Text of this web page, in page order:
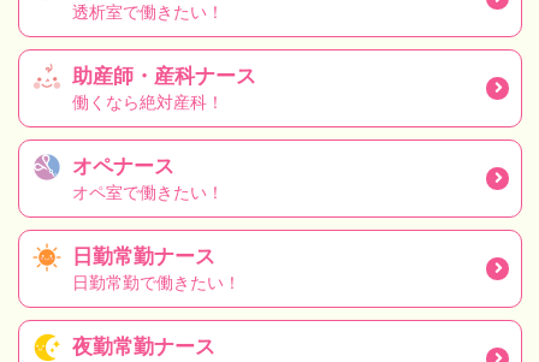
透析室で働きたい！
助産師・産科ナース
働くなら絶対産科！
オペナース
オペ室で働きたい！
日勤常勤ナース
日勤常勤で働きたい！
夜勤常勤ナース